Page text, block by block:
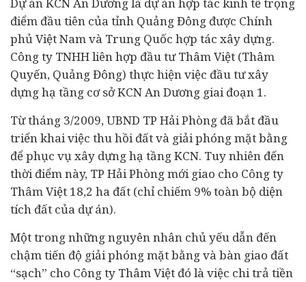
điểm đầu tiên của tỉnh Quảng Đông được Chính
phủ Việt Nam và Trung Quốc hợp tác xây dựng.
Công ty TNHH liên hợp đầu tư Thâm Việt (Thâm
Quyến, Quảng Đông) thực hiện việc đầu tư xây
dựng hạ tầng cơ sở KCN An Dương giai đoạn 1.
Từ tháng 3/2009, UBND TP Hải Phòng đã bắt đầu
triển khai việc thu hồi đất và giải phóng mặt bằng
để phục vụ xây dựng hạ tầng KCN. Tuy nhiên đến
thời điểm này, TP Hải Phòng mới giao cho Công ty
Thâm Việt 18,2 ha đất (chỉ chiếm 9% toàn bộ diện
tích đất của dự án).
Một trong những nguyên nhân chủ yếu dẫn đến
chậm tiến độ giải phóng mặt bằng và bàn giao đất
“sạch” cho Công ty Thâm Việt đó là việc chi trả tiền